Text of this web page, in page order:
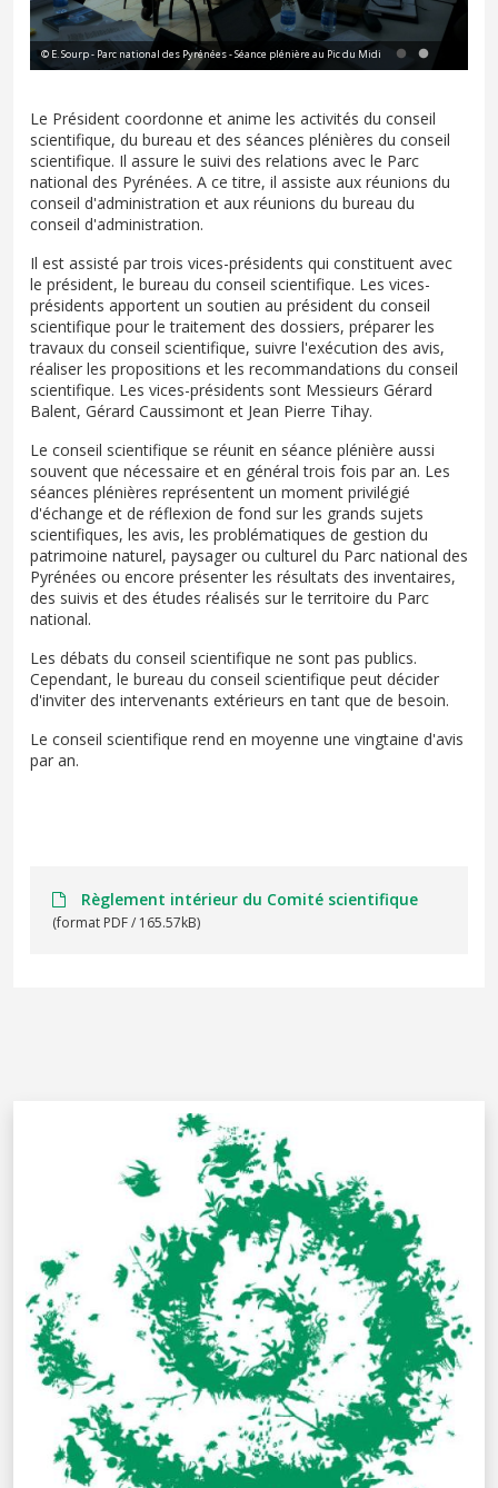
© E. Sourp - Parc national des Pyrénées - Journée du conseil scientifique au Pic du Midi
Le Président coordonne et anime les activités du conseil
scientifique, du bureau et des séances plénières du conseil
scientifique. Il assure le suivi des relations avec le Parc
national des Pyrénées. A ce titre, il assiste aux réunions du
conseil d'administration et aux réunions du bureau du
conseil d'administration.
Il est assisté par trois vices-présidents qui constituent avec
le président, le bureau du conseil scientifique. Les vices-
présidents apportent un soutien au président du conseil
scientifique pour le traitement des dossiers, préparer les
travaux du conseil scientifique, suivre l'exécution des avis,
réaliser les propositions et les recommandations du conseil
scientifique. Les vices-présidents sont Messieurs Gérard
Balent, Gérard Caussimont et Jean Pierre Tihay.
Le conseil scientifique se réunit en séance plénière aussi
souvent que nécessaire et en général trois fois par an. Les
séances plénières représentent un moment privilégié
d'échange et de réflexion de fond sur les grands sujets
scientifiques, les avis, les problématiques de gestion du
patrimoine naturel, paysager ou culturel du Parc national des
Pyrénées ou encore présenter les résultats des inventaires,
des suivis et des études réalisés sur le territoire du Parc
national.
Les débats du conseil scientifique ne sont pas publics.
Cependant, le bureau du conseil scientifique peut décider
d'inviter des intervenants extérieurs en tant que de besoin.
Le conseil scientifique rend en moyenne une vingtaine d'avis
par an.
Règlement intérieur du Comité scientifique
(format PDF / 165.57kB)